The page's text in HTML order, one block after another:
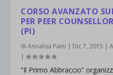
CORSO AVANZATO
PER PEER
(PI)
diAnnalisa Paini | Dic 7, 2015 |
|
“Il Primo Abbraccio”